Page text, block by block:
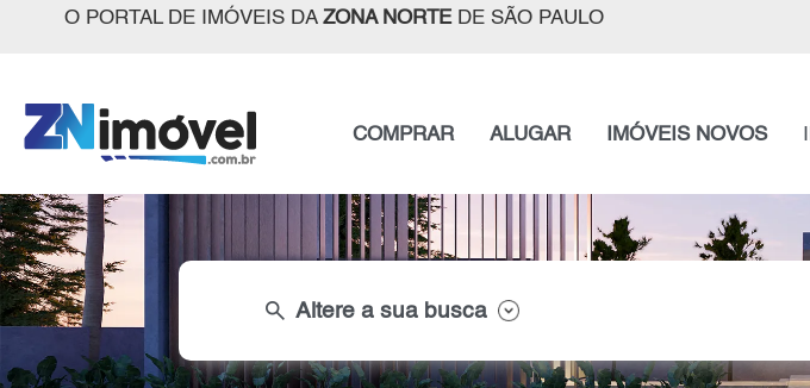
O PORTAL DE IMÓVEIS DA ZONA NORTEDE SÃO PAULO
COMPRAR ALUGAR IMÓVEIS NOVOS
search Altere a sua busca